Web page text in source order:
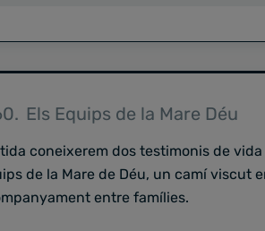
Els Equips de la Mare Déu
coneixerem dos testimonis de
de la Mare de Déu, un camí viscut
entre famílies.